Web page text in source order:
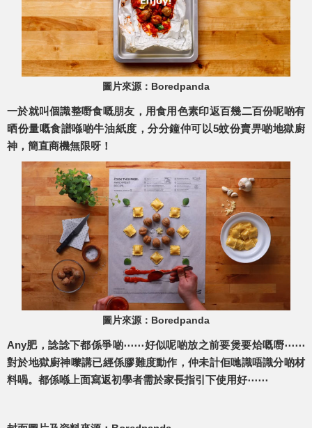
圖片來源：Boredpanda
一於就叫個識整嘢食嘅朋友，用食用色素印返百幾二百份呢啲有
晒份量嘅食譜喺啲牛油紙度，分分鐘仲可以5蚊份賣畀啲地獄廚
神，簡直商機無限呀！
圖片來源：Boredpanda
Any肥，諗諗下都係爭啲⋯⋯好似呢啲放之前要煲要烚嘅嘢⋯⋯
對於地獄廚神嚟講已經係膠難度動作，仲未計佢哋識唔識分啲材
料喎。都係喺上面寫返初學者需於家長指引下使用好⋯⋯